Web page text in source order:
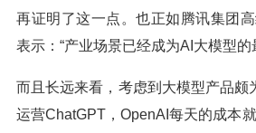
再证明了这一点。也正如腾讯集团
表示：“产业场景已经成为AI大模型的
而且长远来看，考虑到大模型产品颇
运营ChatGPT，OpenAI每天的成本